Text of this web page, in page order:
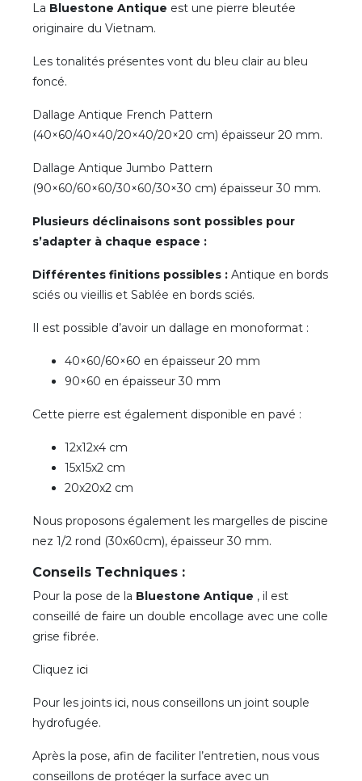
La Bluestone Antique est une pierre bleutée
originaire du Vietnam.
Les tonalités présentes vont du bleu clair au bleu
foncé.
Dallage Antique French Pattern
(40×60/40×40/20×40/20×20 cm) épaisseur 20 mm.
Dallage Antique Jumbo Pattern
(90×60/60×60/30×60/30×30 cm) épaisseur 30 mm.
Plusieurs déclinaisons sont possibles pour
s’adapter à chaque espace :
Différentes finitions possibles : Antique en bords
sciés ou vieillis et Sablée en bords sciés.
Il est possible d’avoir un dallage en monoformat :
40×60/60×60 en épaisseur 20 mm
90×60 en épaisseur 30 mm
Cette pierre est également disponible en pavé :
12x12x4 cm
15x15x2 cm
20x20x2 cm
Nous proposons également les margelles de piscine
nez 1/2 rond (30x60cm), épaisseur 30 mm.
Conseils Techniques :
Pour la pose de la Bluestone Antique , il est
conseillé de faire un double encollage avec une colle
grise fibrée.
Cliquez ici
Pour les joints ici, nous conseillons un joint souple
hydrofugée.
Après la pose, afin de faciliter l’entretien, nous vous
conseillons de protéger la surface avec un